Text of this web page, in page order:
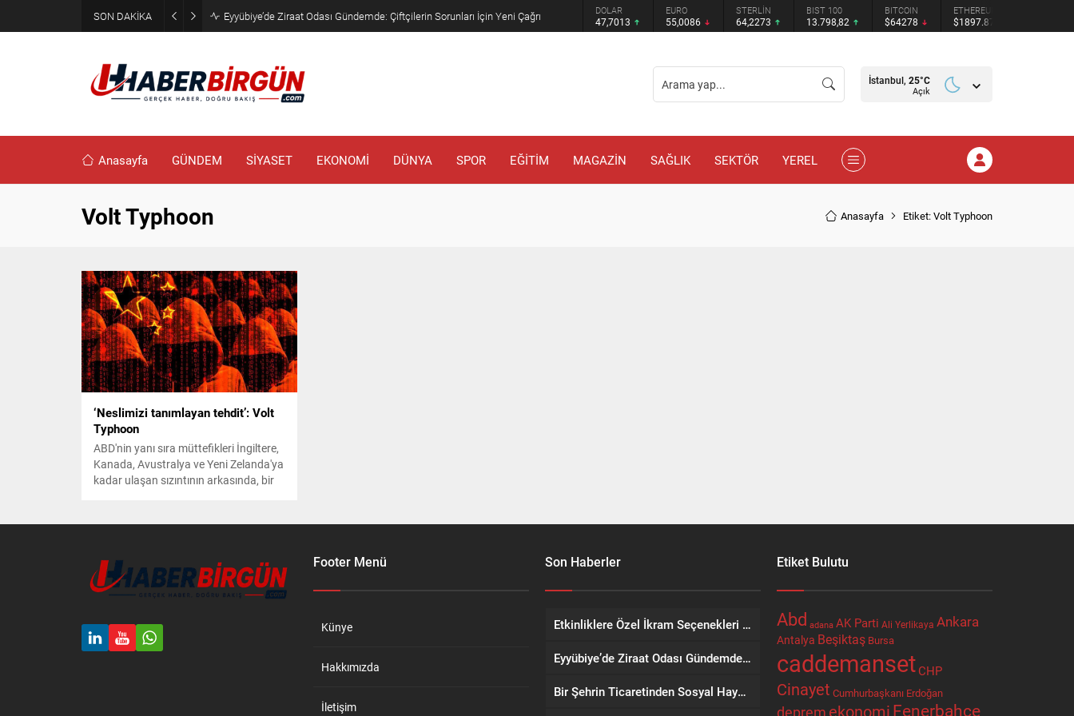
SON DAKİKA Eyyübiye’de Ziraat Odası Gündemde: Çiftçilerin Sorunları İçin Yeni ÇağrıGRAM ALTIN
6.544,76
DOLAR
47,7013
EURO
55,0086
STERLİN
64,2273
BIST 100
13.798,82
BITCOIN
$64278
ETHEREUM
$1897.87
İstanbul, 25°C
Açık
Anasayfa GÜNDEM SİYASET EKONOMİ DÜNYA SPOR EĞİTİM MAGAZİN SAĞLIK SEKTÖR YEREL
Volt Typhoon Anasayfa Etiket: Volt Typhoon
‘Neslimizi tanımlayan tehdit’: Volt
Typhoon
ABD'nin yanı sıra müttefikleri İngiltere,
Kanada, Avustralya ve Yeni Zelanda'ya
kadar ulaşan sızıntının arkasında, bir
2021'den bu yana aktif.
Footer Menü
Künye
Hakkımızda
İletişim
Son Haberler
Etkinliklere Özel İkram Seçenekleri Nostaljik Sokak Lezzetleri’nden
Eyyübiye’de Ziraat Odası Gündemde: Çiftçilerin Sorunları İçin Yeni Çağrı
Bir Şehrin Ticaretinden Sosyal Hayatına Uzanan Yol: Niyazi Cihan
Etiket Bulutu
Abd adana AK Parti Ali Yerlikaya Ankara
Antalya Beşiktaş Bursa
caddemanset CHP
Cinayet Cumhurbaşkanı Erdoğan
deprem ekonomiFenerbahçe